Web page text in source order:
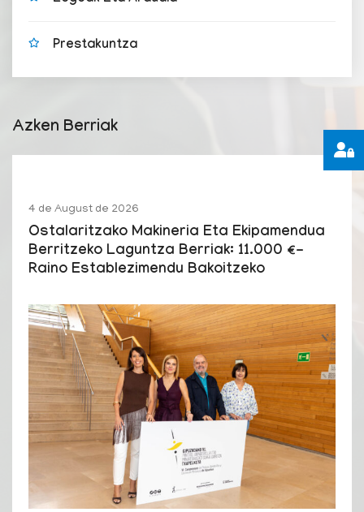
Prestakuntza
Azken Berriak
4 de August de 2026
Ostalaritzako Makineria Eta Ekipamendua
Berritzeko Laguntza Berriak: 11.000 €-
Raino Establezimendu Bakoitzeko